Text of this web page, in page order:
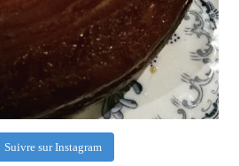
Suivre sur Instagram